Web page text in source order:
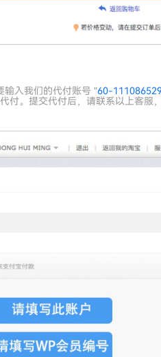
输入我们的代付账号 "60-
付。提交代付后，请联系以上客服